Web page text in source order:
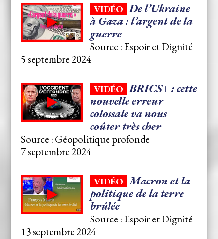
VIDÉO De l’Ukraine
à Gaza : l’argent de la
guerre
Source : Espoir et Dignité
5 septembre 2024
VIDÉO BRICS+ : cette
nouvelle erreur
colossale va nous
coûter très cher
Source : Géopolitique profonde
7 septembre 2024
VIDÉO Macron et la
politique de la terre
brûlée
Source : Espoir et Dignité
13 septembre 2024